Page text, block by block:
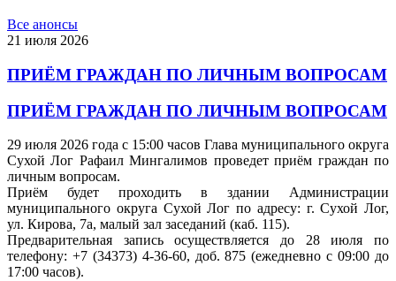
Все анонсы
21 июля 2026
ПРИЁМ ГРАЖДАН ПО ЛИЧНЫМ ВОПРОСАМ
ПРИЁМ ГРАЖДАН ПО ЛИЧНЫМ ВОПРОСАМ
29 июля 2026 года с 15:00 часов Глава муниципального округа
Сухой Лог Рафаил Мингалимов проведет приём граждан по
личным вопросам.
Приём будет проходить в здании Администрации
муниципального округа Сухой Лог по адресу: г. Сухой Лог,
ул. Кирова, 7а, малый зал заседаний (каб. 115).
Предварительная запись осуществляется до 28 июля по
телефону: +7 (34373) 4-36-60, доб. 875 (ежедневно с 09:00 до
17:00 часов).